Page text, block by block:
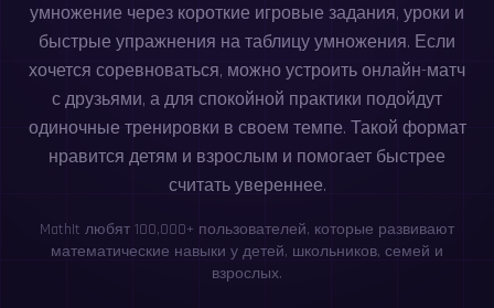
умножение через короткие игровые задания, уроки и
быстрые упражнения на таблицу умножения. Если
хочется соревноваться, можно устроить онлайн-матч
с друзьями, а для спокойной практики подойдут
одиночные тренировки в своем темпе. Такой формат
нравится детям и взрослым и помогает быстрее
считать увереннее.
MathIt любят 100,000+ пользователей, которые развивают
математические навыки у детей, школьников, семей и
взрослых.